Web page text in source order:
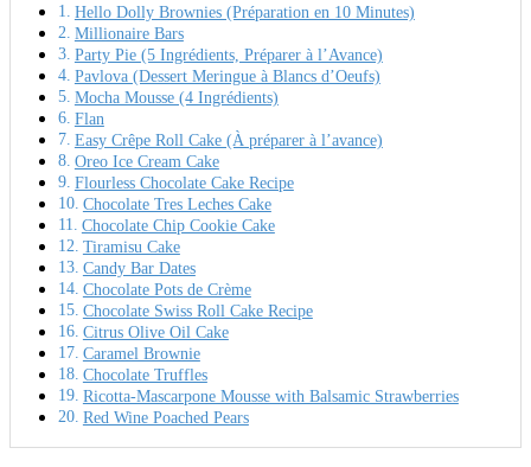
Hello Dolly Brownies (Préparation en 10 Minutes)
Millionaire Bars
Party Pie (5 Ingrédients, Préparer à l’Avance)
Pavlova (Dessert Meringue à Blancs d’Oeufs)
Mocha Mousse (4 Ingrédients)
Flan
Easy Crêpe Roll Cake (À préparer à l’avance)
Oreo Ice Cream Cake
Flourless Chocolate Cake Recipe
Chocolate Tres Leches Cake
Chocolate Chip Cookie Cake
Tiramisu Cake
Candy Bar Dates
Chocolate Pots de Crème
Chocolate Swiss Roll Cake Recipe
Citrus Olive Oil Cake
Caramel Brownie
Chocolate Truffles
Ricotta-Mascarpone Mousse with Balsamic Strawberries
Red Wine Poached Pears